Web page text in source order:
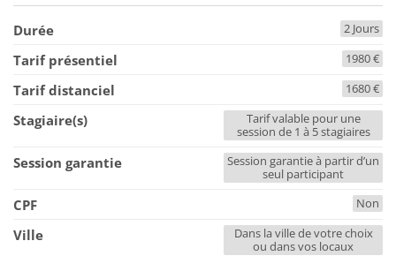
Durée 2 Jours
Tarif présentiel 1980 €
Tarif distanciel 1680 €
Stagiaire(s)
Tarif valable pour une
session de 1 à 5 stagiaires
Session garantie
Session garantie à partir d’un
seul participant
CPF Non
Ville
Dans la ville de votre choix
ou dans vos locaux